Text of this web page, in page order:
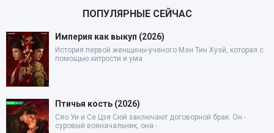
ПОПУЛЯРНЫЕ СЕЙЧАС
Империя как выкуп (2026)
История первой женщины-ученого Мэн Тин Хуэй, которая с
помощью хитрости и ума
Птичья кость (2026)
Сяо Уи и Се Цзя Сюй заключают договорной брак. Он -
суровый военачальник, она -